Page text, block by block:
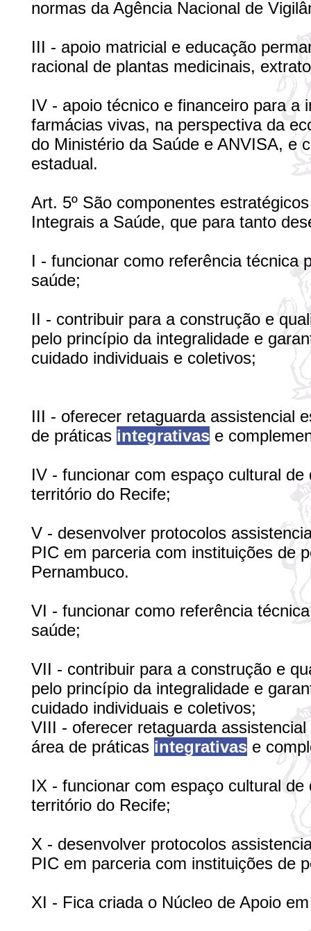
normas da Agência Nacional de
III - apoio matricial e educação
racional de plantas medicinais,
IV - apoio técnico e financeiro para a
farmácias vivas, na perspectiva da
do Ministério da Saúde e ANVISA, e
estadual.
Art. 5º São componentes
Integrais a Saúde, que para tanto
I - funcionar como referência técnica
saúde;
II - contribuir para a construção e
pelo princípio da integralidade e
cuidado individuais e coletivos;
III - oferecer retaguarda assistencial
de práticas integrativas e
IV - funcionar com espaço cultural
território do Recife;
V - desenvolver protocolos
PIC em parceria com instituições de
Pernambuco.
VI - funcionar como referência
saúde;
VII - contribuir para a construção e
pelo princípio da integralidade e
cuidado individuais e coletivos;
VIII - oferecer retaguarda
área de práticas integrativas e
IX - funcionar com espaço cultural
território do Recife;
X - desenvolver protocolos
PIC em parceria com instituições de
XI - Fica criada o Núcleo de Apoio